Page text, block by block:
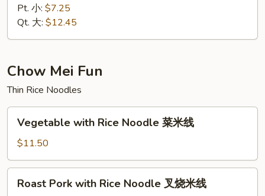
Moon
Chow
Mein
楼
炒
面
Pt. 小: $7.25
Qt. 大: $12.45
Chow Mei Fun
Thin Rice Noodles
with
Rice
Noodle
菜
Vegetable with Rice Noodle 菜米线
$11.50
Pork
Roast Pork with Rice Noodle 叉烧米线